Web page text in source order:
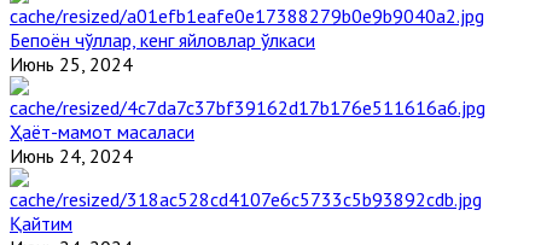
Бепоён чўллар, кенг яйловлар ўлкаси
Июнь 25, 2024
Ҳаёт-мамот масаласи
Июнь 24, 2024
Қайтим